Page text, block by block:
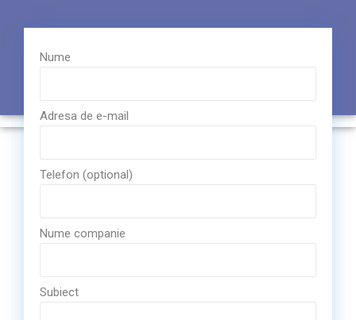
Nume
Adresa de e-mail
Telefon (optional)
Nume companie
Subiect